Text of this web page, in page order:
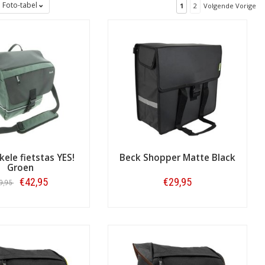
Foto-tabel 1 2 Volgende Vorige
fietstas YES!
Groen
€42,95
Beck Shopper Matte Black
€29,95